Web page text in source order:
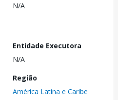
N/A
Entidade Executora
N/A
Região
América Latina e Caribe